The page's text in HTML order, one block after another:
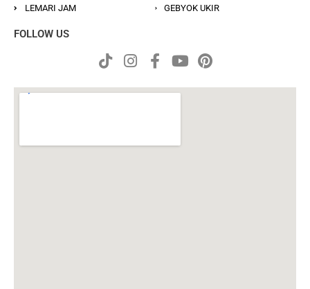
LEMARI JAM
GEBYOK UKIR
FOLLOW US